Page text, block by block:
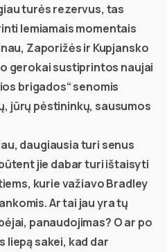
turės rezervus, tas
lemiamais momentais
Zaporižės ir Kupjansko
gerokai sustiprintos naujai
brigados“ senomis
jūrų pėstininkų, sausumos
daugiausia turi senus
jie dabar turi ištaisyti
kurie važiavo Bradley
Ar tai jau yra tų
panaudojimas? O ar po
liepą sakei, kad dar